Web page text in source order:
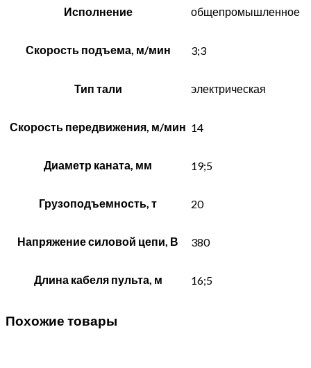
Исполнение общепромышленное
Скорость подъема, м/мин 3;3
Тип тали электрическая
Скорость передвижения, м/мин 14
Диаметр каната, мм 19;5
Грузоподъемность, т 20
Напряжение силовой цепи, В 380
Длина кабеля пульта, м 16;5
Похожие товары